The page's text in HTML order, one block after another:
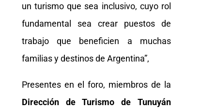
un turismo que sea inclusivo, cuyo rol
fundamental sea crear puestos de
trabajo que beneficien a muchas
familias y destinos de Argentina”,
Presentes en el foro, miembros de la
Dirección de Turismo de Tunuyán